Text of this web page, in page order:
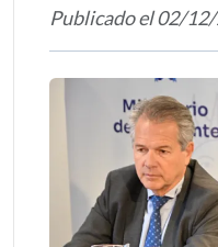
Publicado el 02/